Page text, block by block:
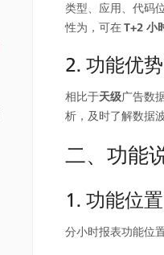
类型、应用、代码
性为，可在 T+2 小
2. 功能优势
相比于天级广告数
析，及时了解数据
二、功能
1. 功能位置
分小时报表功能位